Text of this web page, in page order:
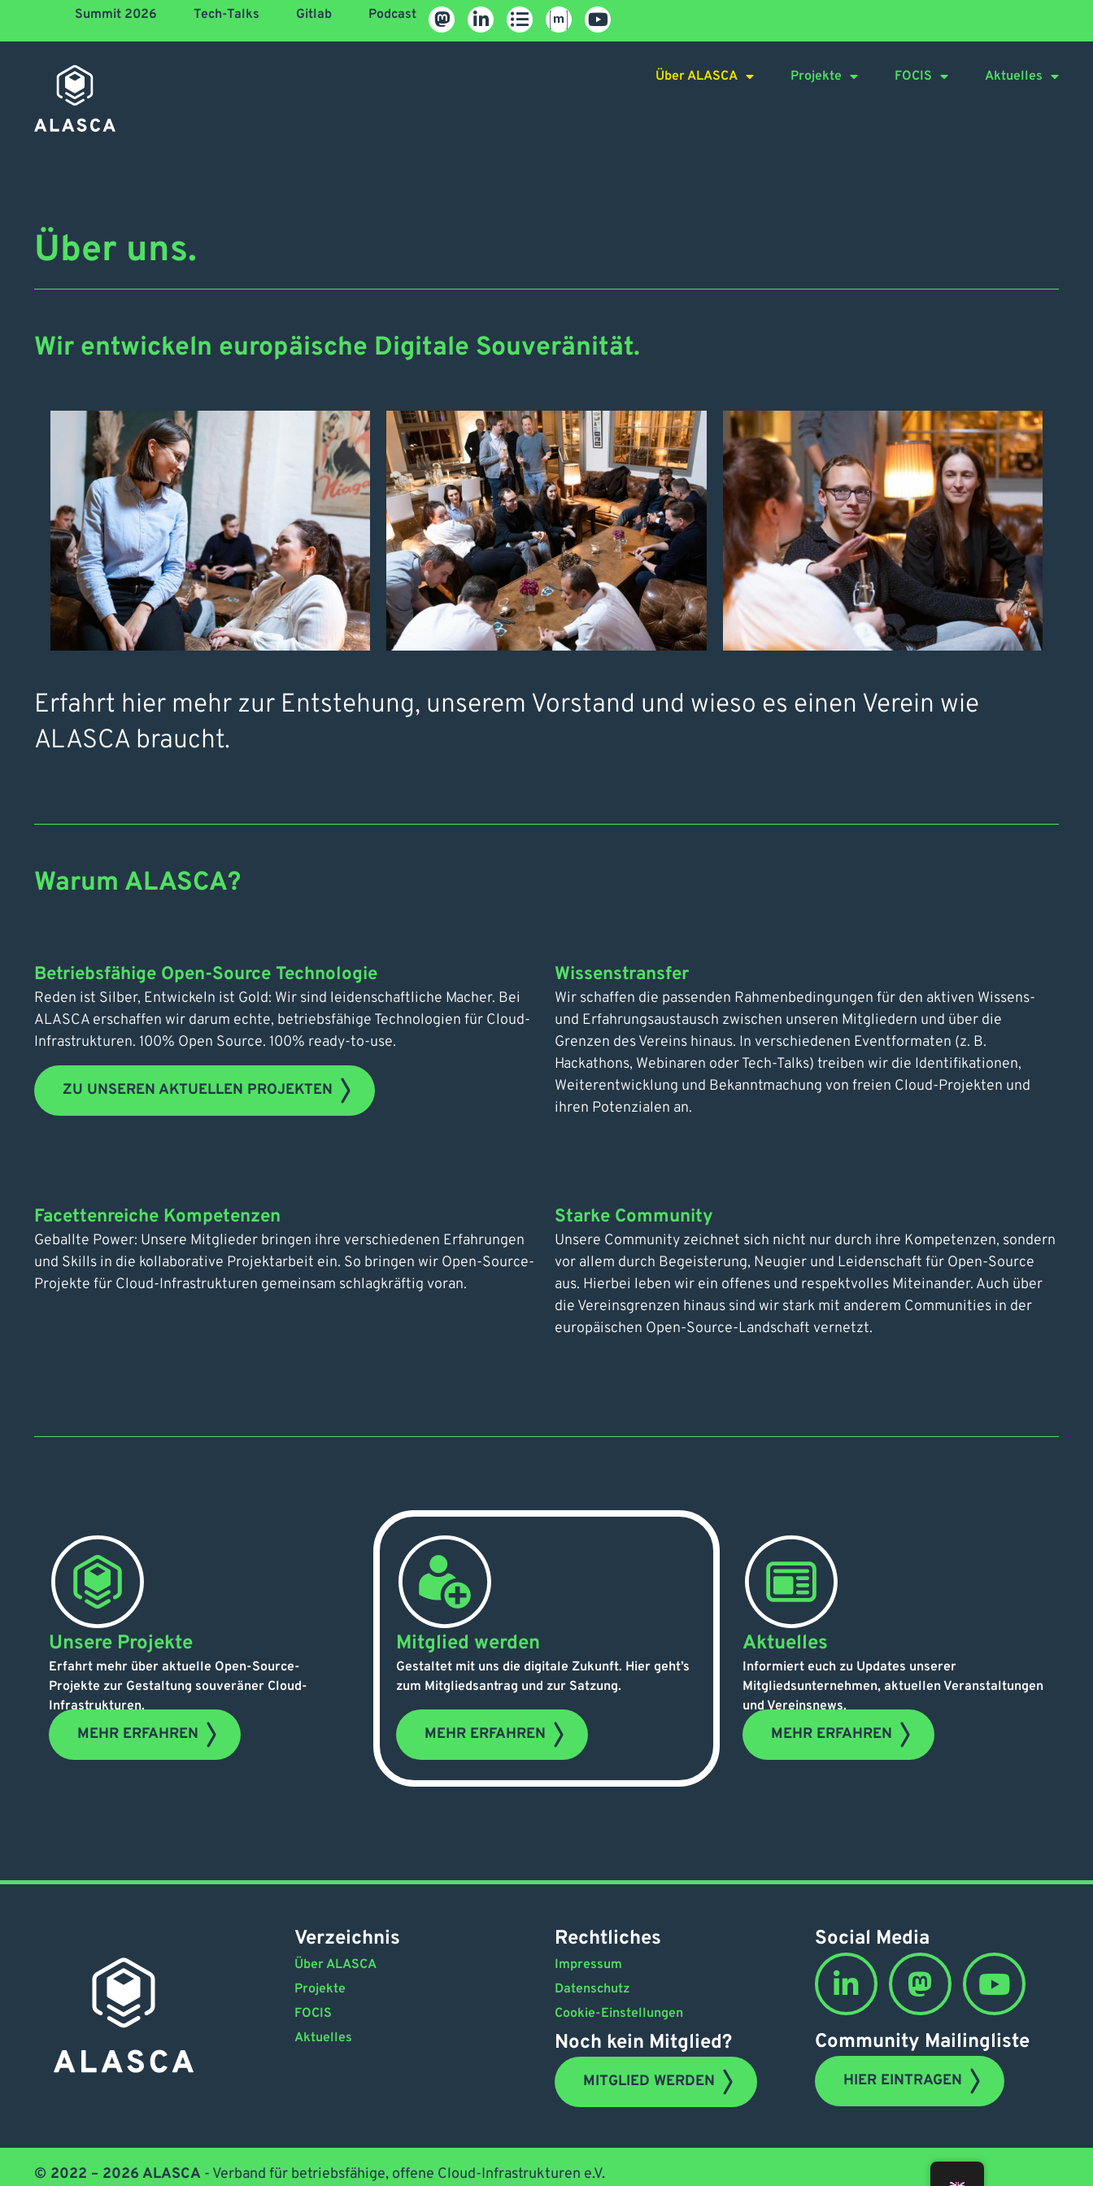
Summit 2026 Tech-Talks Gitlab Podcast
Über ALASCA Projekte FOCIS Aktuelles
Über uns.
Wir entwickeln europäische Digitale Souveränität.
Erfahrt hier mehr zur Entstehung, unserem Vorstand und wieso es einen Verein wie
ALASCA braucht.
Warum ALASCA?
Betriebsfähige Open-Source Technologie
Reden ist Silber, Entwickeln ist Gold: Wir sind leidenschaftliche Macher. Bei
ALASCA erschaffen wir darum echte, betriebsfähige Technologien für Cloud-
Infrastrukturen. 100% Open Source. 100% ready-to-use.
ZU UNSEREN AKTUELLEN PROJEKTEN
Wissenstransfer
Wir schaffen die passenden Rahmenbedingungen für den aktiven Wissens-
und Erfahrungsaustausch zwischen unseren Mitgliedern und über die
Grenzen des Vereins hinaus. In verschiedenen Eventformaten (z. B.
Hackathons, Webinaren oder Tech-Talks) treiben wir die Identifikationen,
Weiterentwicklung und Bekanntmachung von freien Cloud-Projekten und
ihren Potenzialen an.
Facettenreiche Kompetenzen
Geballte Power: Unsere Mitglieder bringen ihre verschiedenen Erfahrungen
und Skills in die kollaborative Projektarbeit ein. So bringen wir Open-Source-
Projekte für Cloud-Infrastrukturen gemeinsam schlagkräftig voran.
Starke Community
Unsere Community zeichnet sich nicht nur durch ihre Kompetenzen, sondern
vor allem durch Begeisterung, Neugier und Leidenschaft für Open-Source
aus. Hierbei leben wir ein offenes und respektvolles Miteinander. Auch über
die Vereinsgrenzen hinaus sind wir stark mit anderem Communities in der
europäischen Open-Source-Landschaft vernetzt.
Unsere Projekte
Erfahrt mehr über aktuelle Open-Source-
Projekte zur Gestaltung souveräner Cloud-
Infrastrukturen.
MEHR ERFAHREN
Mitglied werden
Gestaltet mit uns die digitale Zukunft. Hier geht’s
zum Mitgliedsantrag und zur Satzung.
MEHR ERFAHREN
Aktuelles
Informiert euch zu Updates unserer
Mitgliedsunternehmen, aktuellen Veranstaltungen
und Vereinsnews.
MEHR ERFAHREN
Verzeichnis
Über ALASCA
Projekte
FOCIS
Aktuelles
Rechtliches
Impressum
Datenschutz
Cookie-Einstellungen
Noch kein Mitglied?
MITGLIED WERDEN
Social Media
Community Mailingliste
HIER EINTRAGEN
© 2022 – 2026 ALASCA - Verband für betriebsfähige, offene Cloud-Infrastrukturen e.V.